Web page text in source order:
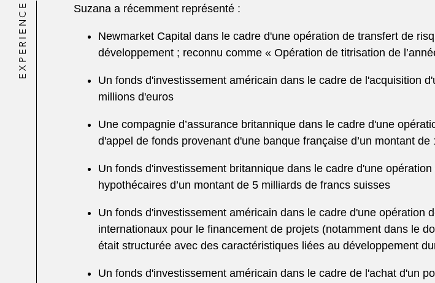
EXPERIENCE Suzana a récemment représenté :
Newmarket Capital dans le cadre d'une opération de transfert de
développement ; reconnu comme « Opération de titrisation de
Un fonds d'investissement américain dans le cadre de l'acquisition
millions d'euros
Une compagnie d’assurance britannique dans le cadre d'une
d'appel de fonds provenant d'une banque française d’un montant
Un fonds d'investissement britannique dans le cadre d'une
hypothécaires d’un montant de 5 milliards de francs suisses
Un fonds d'investissement américain dans le cadre d'une
internationaux pour le financement de projets (notamment dans le
était structurée avec des caractéristiques liées au développement
Un fonds d'investissement américain dans le cadre de l'achat d'un